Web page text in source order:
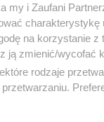
górę [LISTA]
my i Zaufani
na korzystanie z
ją zmienić/
rodzaje